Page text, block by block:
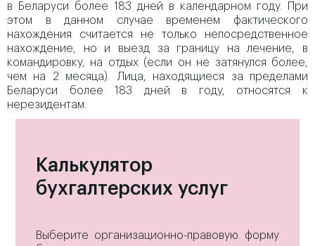
в Беларуси более 183 дней в календарном году. При
этом в данном случае временем фактического
нахождения считается не только непосредственное
нахождение, но и выезд за границу на лечение, в
командировку, на отдых (если он не затянулся более,
чем на 2 месяца). Лица, находящиеся за пределами
Беларуси более 183 дней в году, относятся к
нерезидентам.
Калькулятор
бухгалтерских услуг
Выберите организационно-правовую форму